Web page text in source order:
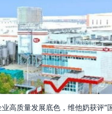
业高质量发展底色，维他奶获评“